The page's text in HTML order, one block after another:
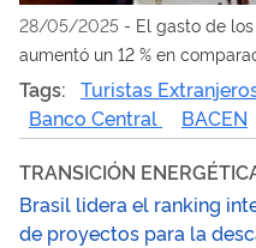
28/05/2025 - El gasto de
aumentó un 12 % en
año pasado
Tags: Turistas
Banco Central
BACEN
TRANSICIÓN
Brasil lidera el ranking
de proyectos para la